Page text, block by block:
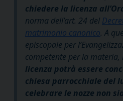
chiedere la licenza
norma dell’art. 24 del
matrimonio canonico. A
episcopale per
competente per la materia,
licenza potrà essere
chiesa parrocchiale del
celebrare le nozze non